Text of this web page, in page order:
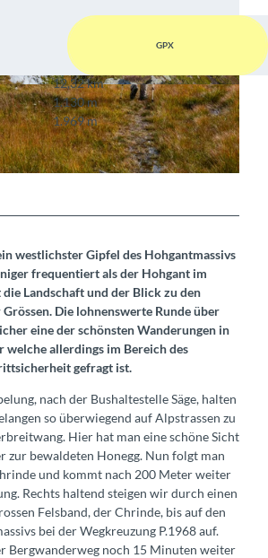
© Berner Wanderwege
GPX
12,32 km
1.130 m
1.969 m
westlichster Gipfel des Hohgantmassivs
frequentiert als der Hohgant im
Landschaft und der Blick zu den
Die lohnenswerte Runde über
eine der schönsten Wanderungen in
welche allerdings im Bereich des
gefragt ist.
nach der Bushaltestelle Säge, halten
so überwiegend auf Alpstrassen zu
Hier hat man eine schöne Sicht
zur bewaldeten Honegg. Nun folgt man
und kommt nach 200 Meter weiter
Rechts haltend steigen wir durch einen
Felsband, der Chrinde, bis auf den
bei der Wegkreuzung P.1968 auf.
Bergwanderweg noch 15 Minuten weiter